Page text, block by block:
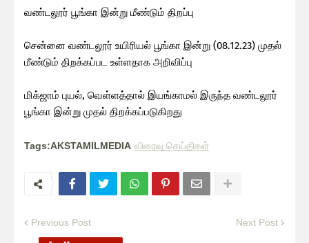
வண்டலூர் பூங்கா இன்று மீண்டும் திறப்பு
சென்னை வண்டலூர் உயிரியல் பூங்கா இன்று (08.12.23) முதல்
மீண்டும் திறக்கப்பட உள்ளதாக அறிவிப்பு
மிக்ஜாம் புயல், வெள்ளத்தால் இயங்காமல் இருந்த வண்டலூர்
பூங்கா இன்று முதல் திறக்கப்படுகிறது
Tags:AKSTAMILMEDIA விரைவு செய்திகள்
Previous Post Next Post